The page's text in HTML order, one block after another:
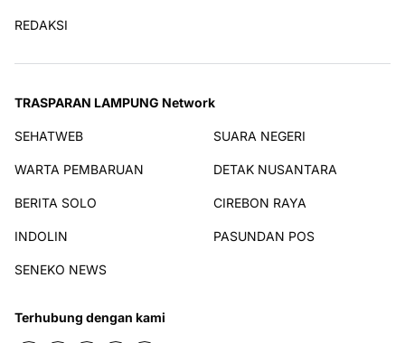
REDAKSI
TRASPARAN LAMPUNG Network
SEHATWEB SUARA NEGERI
WARTA PEMBARUAN DETAK NUSANTARA
BERITA SOLO CIREBON RAYA
INDOLIN PASUNDAN POS
SENEKO NEWS
Terhubung dengan kami